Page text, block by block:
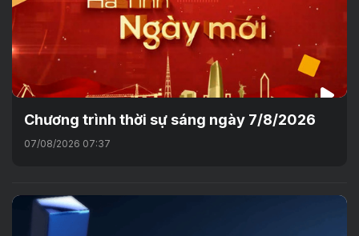
Chương trình thời sự sáng ngày 7/8/2026
07/08/2026 07:37